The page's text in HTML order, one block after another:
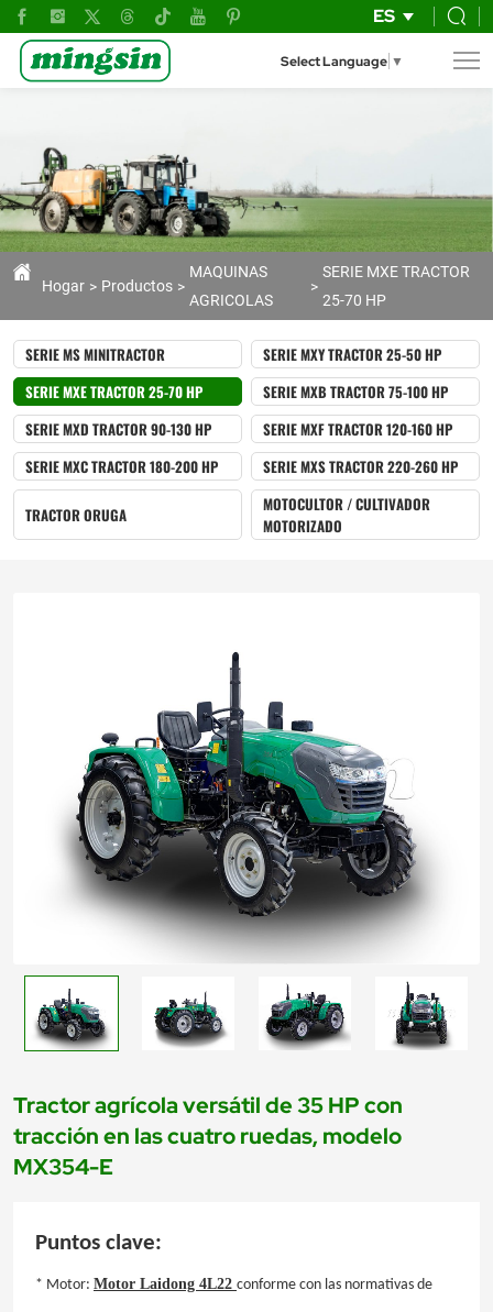
ES
Select Language ▼
Tractor
Agrícola
MX354-
35HP
con
Tracción
4x4
y
Certificación
OCDE/CE
Hogar Productos
MAQUINAS
AGRICOLAS
SERIE MXE TRACTOR
25-70 HP
SERIE MS MINITRACTOR
SERIE MXY TRACTOR 25-50 HP
SERIE MXE TRACTOR 25-70 HP
SERIE MXB TRACTOR 75-100 HP
SERIE MXD TRACTOR 90-130 HP
SERIE MXF TRACTOR 120-160 HP
SERIE MXC TRACTOR 180-200 HP
SERIE MXS TRACTOR 220-260 HP
TRACTOR ORUGA
MOTOCULTOR / CULTIVADOR
MOTORIZADO
Tractor agrícola versátil de 35 HP con
tracción en las cuatro ruedas, modelo
MX354-E
Puntos clave:
* Motor: Motor Laidong 4L22 conforme con las normativas de